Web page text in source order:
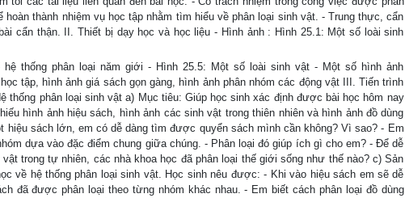
thành nhiệm vụ học tập nhằm tìm hiểu về phân loại sinh vật. - Trung thực, cẩn
cẩn thận. II. Thiết bị dạy học và học liệu - Hình ảnh : Hình 25.1: Một số loài sinh
thống phân loại năm giới - Hình 25.5: Một số loài sinh vật - Một số hình ảnh
tập, hình ảnh giá sách gọn gàng, hình ảnh phân nhóm các động vật III. Tiến trình
thống phân loại sinh vật a) Mục tiêu: Giúp học sinh xác định được bài học hôm nay
hình ảnh hiệu sách, hình ảnh các sinh vật trong thiên nhiên và hình ảnh đồ dùng
hiệu sách lớn, em có dễ dàng tìm được quyển sách mình cần không? Vì sao? - Em
dựa vào đặc điểm chung giữa chúng. - Phân loại đó giúp ích gì cho em? - Để dễ
trong tự nhiên, các nhà khoa học đã phân loại thế giới sống như thế nào? c) Sản
về hệ thống phân loại sinh vật. Học sinh nêu được: - Khi vào hiệu sách em sẽ dễ
đã được phân loại theo từng nhóm khác nhau. - Em biết cách phân loại đồ dùng